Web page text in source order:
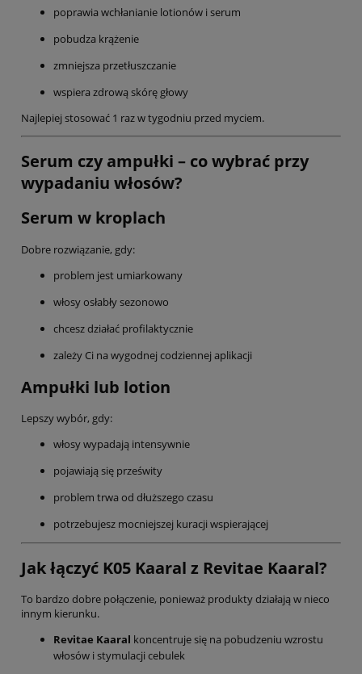
poprawia wchłanianie lotionów i serum
pobudza krążenie
zmniejsza przetłuszczanie
wspiera zdrową skórę głowy
Najlepiej stosować 1 raz w tygodniu przed myciem.
Serum czy ampułki – co wybrać przy
wypadaniu włosów?
Serum w kroplach
Dobre rozwiązanie, gdy:
problem jest umiarkowany
włosy osłabły sezonowo
chcesz działać profilaktycznie
zależy Ci na wygodnej codziennej aplikacji
Ampułki lub lotion
Lepszy wybór, gdy:
włosy wypadają intensywnie
pojawiają się prześwity
problem trwa od dłuższego czasu
potrzebujesz mocniejszej kuracji wspierającej
Jak łączyć K05 Kaaral z Revitae Kaaral?
To bardzo dobre połączenie, ponieważ produkty działają w nieco
innym kierunku.
Revitae Kaaral koncentruje się na pobudzeniu wzrostu
włosów i stymulacji cebulek